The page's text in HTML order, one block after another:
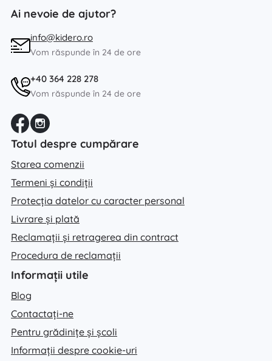
Ai nevoie de ajutor?
info@kidero.ro
Vom răspunde în 24 de ore
+40 364 228 278
Vom răspunde în 24 de ore
Totul despre cumpărare
Starea comenzii
Termeni și condiții
Protecția datelor cu caracter personal
Livrare și plată
Reclamații și retragerea din contract
Procedura de reclamații
Informații utile
Blog
Contactați-ne
Pentru grădinițe și școli
Informații despre cookie-uri